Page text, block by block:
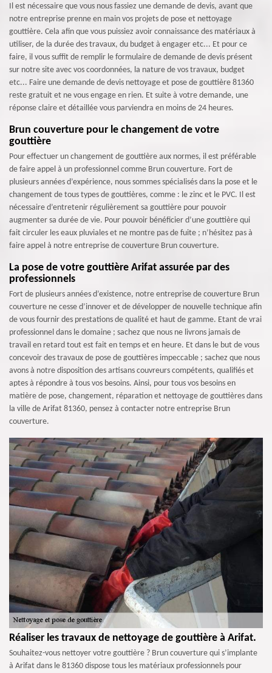
Il est nécessaire que vous nous fassiez une demande de devis, avant que
notre entreprise prenne en main vos projets de pose et nettoyage
gouttière. Cela afin que vous puissiez avoir connaissance des matériaux à
utiliser, de la durée des travaux, du budget à engager etc... Et pour ce
faire, il vous suffit de remplir le formulaire de demande de devis présent
sur notre site avec vos coordonnées, la nature de vos travaux, budget
etc... Faire une demande de devis nettoyage et pose de gouttière 81360
reste gratuit et ne vous engage en rien. Et suite à votre demande, une
réponse claire et détaillée vous parviendra en moins de 24 heures.
Brun couverture pour le changement de votre
gouttière
Pour effectuer un changement de gouttière aux normes, il est préférable
de faire appel à un professionnel comme Brun couverture. Fort de
plusieurs années d’expérience, nous sommes spécialisés dans la pose et le
changement de tous types de gouttières, comme : le zinc et le PVC. Il est
nécessaire d’entretenir régulièrement sa gouttière pour pouvoir
augmenter sa durée de vie. Pour pouvoir bénéficier d’une gouttière qui
fait circuler les eaux pluviales et ne montre pas de fuite ; n’hésitez pas à
faire appel à notre entreprise de couverture Brun couverture.
La pose de votre gouttière Arifat assurée par des
professionnels
Fort de plusieurs années d’existence, notre entreprise de couverture Brun
couverture ne cesse d’innover et de développer de nouvelle technique afin
de vous fournir des prestations de qualité et haut de gamme. Etant de vrai
professionnel dans le domaine ; sachez que nous ne livrons jamais de
travail en retard tout est fait en temps et en heure. Et dans le but de vous
concevoir des travaux de pose de gouttières impeccable ; sachez que nous
avons à notre disposition des artisans couvreurs compétents, qualifiés et
aptes à répondre à tous vos besoins. Ainsi, pour tous vos besoins en
matière de pose, changement, réparation et nettoyage de gouttières dans
la ville de Arifat 81360, pensez à contacter notre entreprise Brun
couverture.
Réaliser les travaux de nettoyage de gouttière à Arifat.
Souhaitez-vous nettoyer votre gouttière ? Brun couverture qui s’implante
à Arifat dans le 81360 dispose tous les matériaux professionnels pour